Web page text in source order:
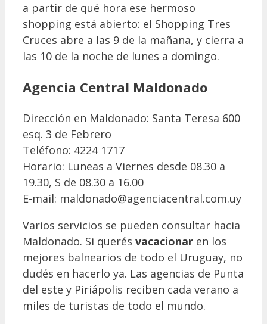
a partir de qué hora ese hermoso
shopping está abierto: el Shopping Tres
Cruces abre a las 9 de la mañana, y cierra a
las 10 de la noche de lunes a domingo.
Agencia Central Maldonado
Dirección en Maldonado: Santa Teresa 600
esq. 3 de Febrero
Teléfono: 4224 1717
Horario: Luneas a Viernes desde 08.30 a
19.30, S de 08.30 a 16.00
E-mail: maldonado@agenciacentral.com.uy
Varios servicios se pueden consultar hacia
Maldonado. Si querés vacacionar en los
mejores balnearios de todo el Uruguay, no
dudés en hacerlo ya. Las agencias de Punta
del este y Piriápolis reciben cada verano a
miles de turistas de todo el mundo.